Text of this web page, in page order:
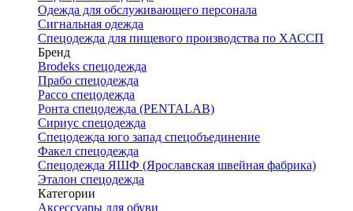
Одежда для обслуживающего персонала
Сигнальная одежда
Спецодежда для пищевого производства по ХАССП
Бренд
Brodeks спецодежда
Прабо спецодежда
Рассо спецодежда
Ронта спецодежда (PENTALAB)
Сириус спецодежда
Спецодежда юго запад спецобъединение
Факел спецодежда
Спецодежда ЯШФ (Ярославская швейная фабрика)
Эталон спецодежда
Категории
Аксессуары для обуви